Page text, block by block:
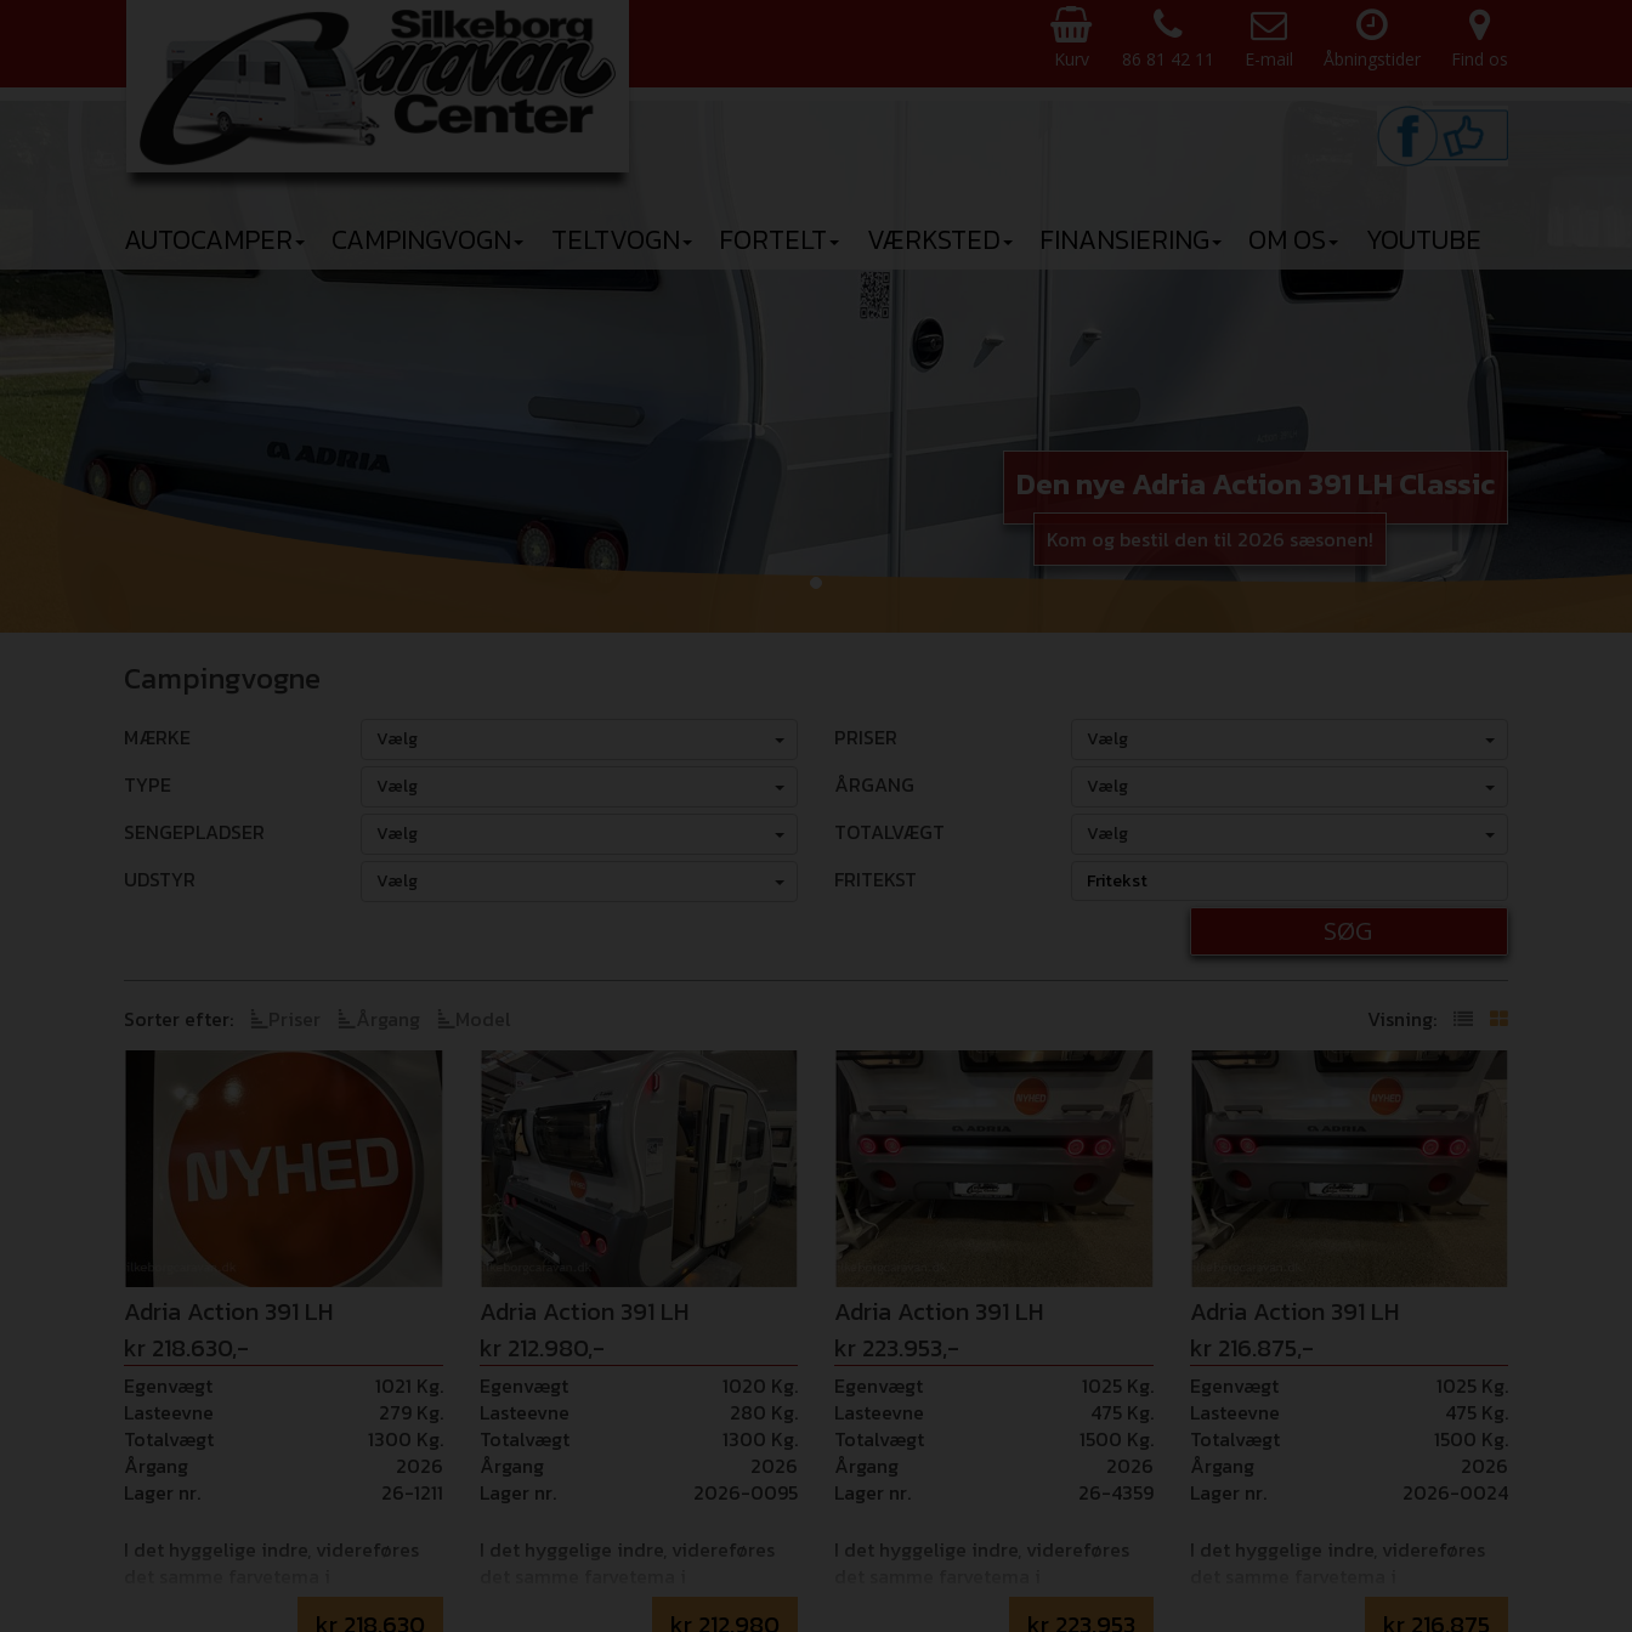
Kurv 86 81 42 11 E-mail Åbningstider Find os
AUTOCAMPER CAMPINGVOGN TELTVOGN FORTELT VÆRKSTED FINANSIERING OM OS YOUTUBE
Den nye Adria Action 391 LH Classic
Kom og bestil den til 2026 sæsonen!
Campingvogne
MÆRKE Vælg
TYPE Vælg
SENGEPLADSER Vælg
UDSTYR Vælg
PRISER Vælg
ÅRGANG Vælg
TOTALVÆGT Vælg
FRITEKST
SØG
Sorter efter: Visning:
Adria Action 391 LH
kr 218.630,-
Egenvægt
1021 Kg.
Lasteevne
279 Kg.
Totalvægt
1300 Kg.
Årgang
2026
Lager nr.
26-1211
I det hyggelige indre, videreføres
møblementet og hynde-stofferne.
kr 218.630
Adria Action 391 LH
kr 212.980,-
Egenvægt
1020 Kg.
Lasteevne
280 Kg.
Totalvægt
1300 Kg.
Årgang
2026
Lager nr.
2026-0095
I det hyggelige indre, videreføres
møblementet og hynde-stofferne.
kr 212.980
Adria Action 391 LH
kr 223.953,-
Egenvægt
1025 Kg.
Lasteevne
475 Kg.
Totalvægt
1500 Kg.
Årgang
2026
Lager nr.
26-4359
I det hyggelige indre, videreføres
møblementet og hynde-stofferne.
kr 223.953
Adria Action 391 LH
kr 216.875,-
Egenvægt
1025 Kg.
Lasteevne
475 Kg.
Totalvægt
1500 Kg.
Årgang
2026
Lager nr.
2026-0024
I det hyggelige indre, videreføres
møblementet og hynde-stofferne.
kr 216.875